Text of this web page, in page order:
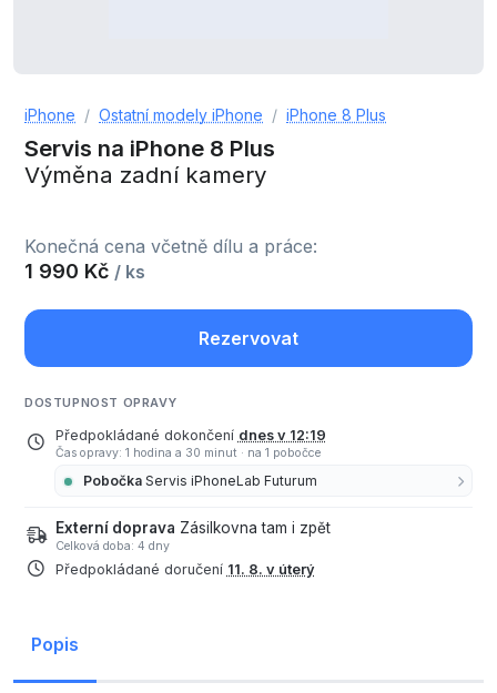
iPhone Ostatní modely iPhone iPhone 8 Plus
Servis na iPhone 8 Plus
Výměna zadní kamery
Konečná cena včetně dílu a práce:
1 990 Kč / ks
Rezervovat
DOSTUPNOST OPRAVY
Předpokládané dokončení dnes v 12:19
Čas opravy: 1 hodina a 30 minut · na 1 pobočce
Pobočka Servis iPhoneLab Futurum
Externí doprava Zásilkovna tam i zpět
Celková doba: 4 dny
Předpokládané doručení 11. 8. v úterý
Popis